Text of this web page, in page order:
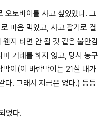
토바이를 사고 싶었었다. 그
마음 먹었고, 사고 팔기로 결
지 타면 안 될 것 같은 불안감
거래를 하지 않고, 당시 농구
막이(이 바람막이는 21살 내가
다. 그래서 지금은 없다.) 등등
었다.